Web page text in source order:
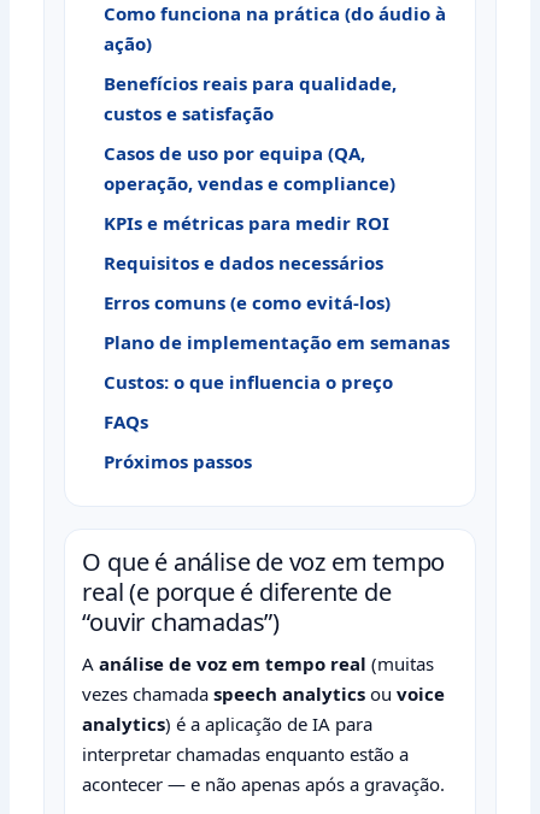
Como funciona na prática (do áudio à
ação)
Benefícios reais para qualidade,
custos e satisfação
Casos de uso por equipa (QA,
operação, vendas e compliance)
KPIs e métricas para medir ROI
Requisitos e dados necessários
Erros comuns (e como evitá-los)
Plano de implementação em semanas
Custos: o que influencia o preço
FAQs
Próximos passos
O que é análise de voz em tempo
real (e porque é diferente de
“ouvir chamadas”)
Aanálise de voz em tempo real (muitas
vezes chamadaspeech analytics ouvoice
analytics) é a aplicação de IA para
interpretar chamadas enquanto estão a
acontecer — e não apenas após a gravação.